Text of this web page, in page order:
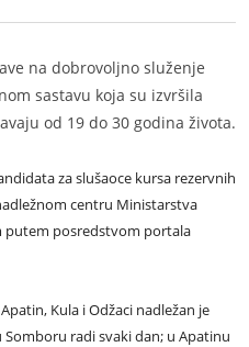
na dobrovoljno služenje
sastavu koja su izvršila
od 19 do 30 godina života.
za slušaoce kursa rezervnih
centru Ministarstva
putem posredstvom portala
Kula i Odžaci nadležan je
radi svaki dan; u Apatinu